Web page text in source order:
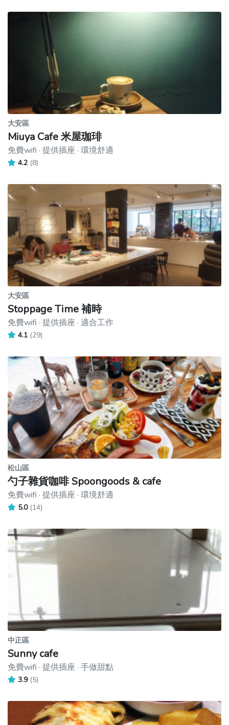
大安區
Miuya Cafe 米屋珈琲
免費wifi · 提供插座 · 環境舒適
4.2 (8)
大安區
Stoppage Time 補時
免費wifi · 提供插座 · 適合工作
4.1 (29)
松山區
勺子雜貨咖啡 Spoongoods & cafe
免費wifi · 提供插座 · 環境舒適
5.0 (14)
中正區
Sunny cafe
免費wifi · 提供插座 · 手做甜點
3.9 (5)